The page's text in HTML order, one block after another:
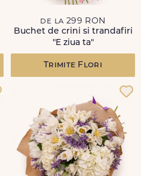
de la 299 RON
Buchet de crini si trandafiri
"E ziua ta"
Trimite Flori